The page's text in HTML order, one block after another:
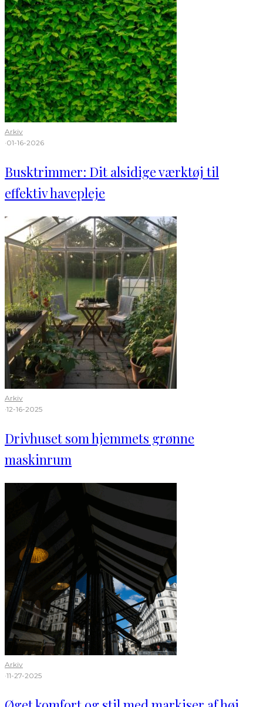
Arkiv
·01-16-2026
Busktrimmer: Dit alsidige værktøj til
effektiv havepleje
Arkiv
·12-16-2025
Drivhuset som hjemmets grønne
maskinrum
Arkiv
·11-27-2025